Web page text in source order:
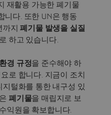
재활용 가능한 폐기물
니다. 또한 UN은 행동
까지폐기물 발생을 실질
하고 있습니다.
환경 규정을 준수해야 하
로 합니다. 지금이 조치
털화를 통한 내구성 있
폐기물을 매립지로 보
익원을 확보합니다.